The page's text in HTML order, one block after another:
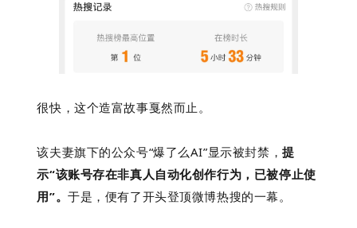
很快，这个造富故事戛然而止。
该夫妻旗下的公众号“爆了么AI”显示被封禁，提
示“该账号存在非真人自动化创作行为，已被停止使
用”。于是，便有了开头登顶微博热搜的一幕。